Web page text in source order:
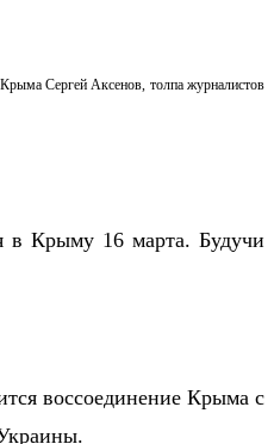
Сергей Аксенов, толпа журналистов
в Крыму 16 марта. Будучи
воссоединение Крыма с